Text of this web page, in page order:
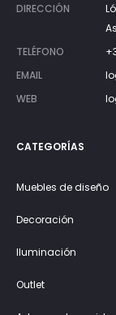
DIRECCIÓN
TELÉFONO
EMAIL
WEB
CATEGORÍAS
Muebles de diseño
Decoración
Iluminación
Outlet